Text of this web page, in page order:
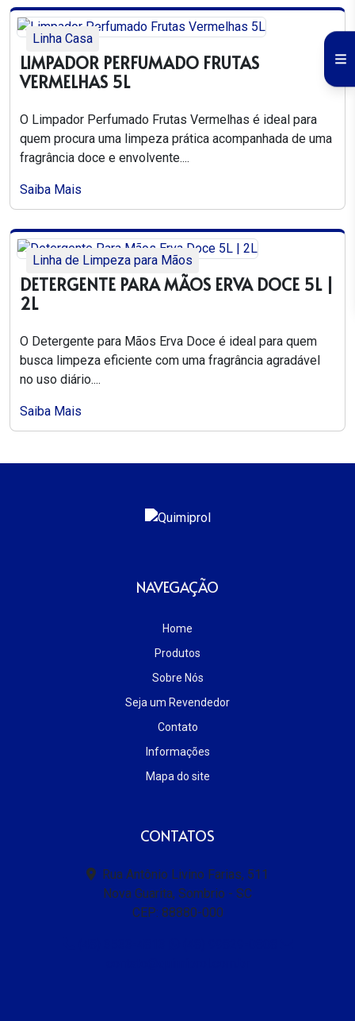
Linha Casa
LIMPADOR PERFUMADO FRUTAS
VERMELHAS 5L
O Limpador Perfumado Frutas Vermelhas é ideal para
quem procura uma limpeza prática acompanhada de uma
fragrância doce e envolvente....
Saiba Mais
Linha de Limpeza para Mãos
DETERGENTE PARA MÃOS ERVA DOCE 5L |
2L
O Detergente para Mãos Erva Doce é ideal para quem
busca limpeza eficiente com uma fragrância agradável
no uso diário....
Saiba Mais
NAVEGAÇÃO
Home
Produtos
Sobre Nós
Seja um Revendedor
Contato
Informações
Mapa do site
CONTATOS
Rua Antônio Livino Farias, 511
Nova Guarita, Sombrio - SC
CEP: 88880-000